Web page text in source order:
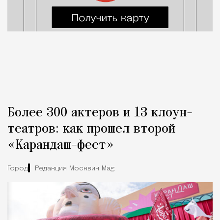
Более 300 актеров и 13 клоун-
театров: как прошел второй
«Карандаш-фест»
Город Редакция Москвич Mag